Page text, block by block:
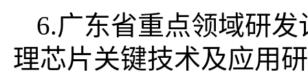
6.广东省重点领域研
理芯片关键技术及应用